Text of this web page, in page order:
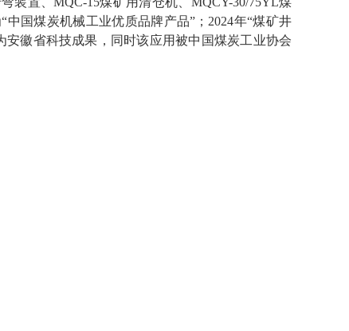
国煤炭机械工业优质品牌产品”；2024年“煤矿井
徽省科技成果，同时该应用被中国煤炭工业协会